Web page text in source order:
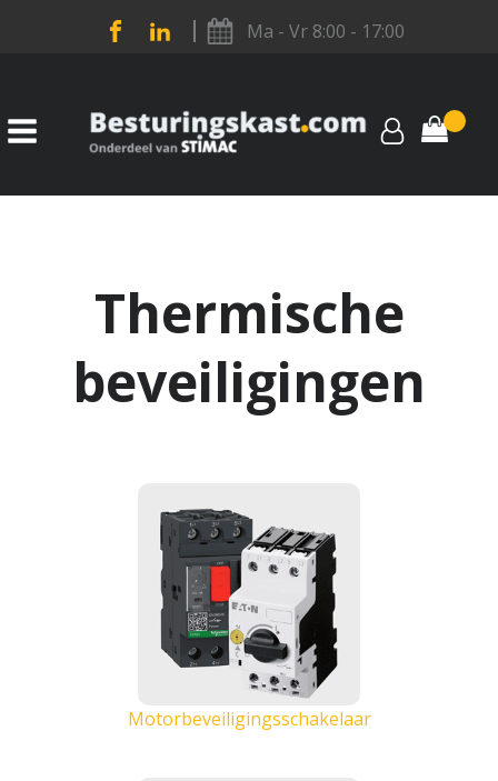
Ma - Vr 8:00 - 17:00
Thermische
beveiligingen
Motorbeveiligingsschakelaar